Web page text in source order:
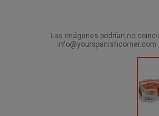
Las imágenes podrían no